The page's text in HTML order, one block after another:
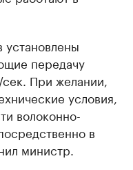
установлены
передачу
При желании,
условия,
волоконно-
в
министр.